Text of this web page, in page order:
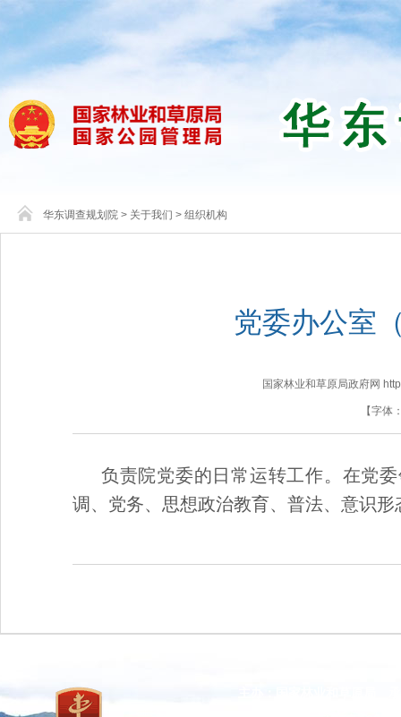
华东调查规划院 > 关于我们 > 组织机构
党委办公室
国家林业和草原局政府网
【字体
负责院党委的日常运转工作。在党
调、党务、思想政治教育、普法、意识